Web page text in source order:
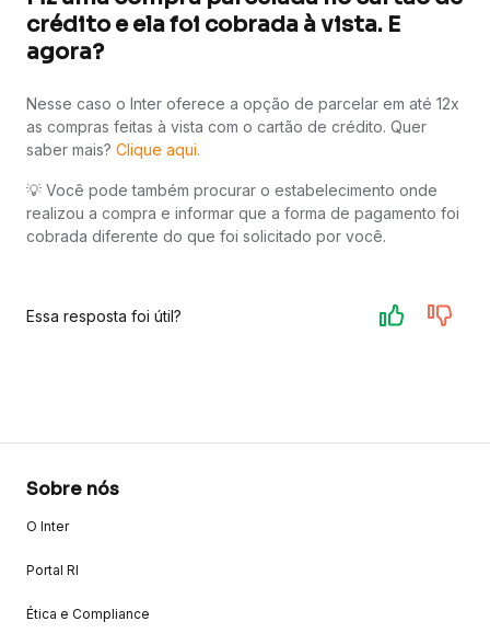
crédito e ela foi cobrada à vista. E
agora?
Nesse caso o Inter oferece a opção de parcelar em até 12x
as compras feitas à vista com o cartão de crédito. Quer
saber mais? Clique aqui.
💡 Você pode também procurar o estabelecimento onde
realizou a compra e informar que a forma de pagamento foi
cobrada diferente do que foi solicitado por você.
Essa resposta foi útil?
Sobre nós
O Inter
Portal RI
Ética e Compliance